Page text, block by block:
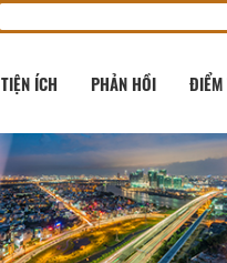
TIỆN ÍCH PHẢN HỒI ĐIỂM